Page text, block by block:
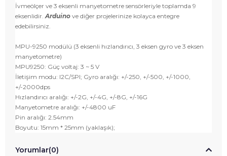
İvmeölçer ve 3 eksenli manyetometre sensörleriyle toplamda 9
eksenlidir. Arduino ve diğer projelerinize kolayca entegre
edebilirsiniz.
MPU-9250 modülü (3 eksenli hızlandırıcı, 3 eksen gyro ve 3 eksen
manyetometre)
MPU9250: Güç voltaj: 3 ~ 5 V
İletişim modu: I2C/SPI; Gyro aralığı: +/-250, +/-500, +/-1000,
+/-2000dps
Hızlandırıcı aralığı: +/-2G, +/-4G, +/-8G, +/-16G
Manyetometre aralığı: +/-4800 uF
Pin aralığı: 2.54mm
Boyutu: 15mm * 25mm (yaklaşık);
Yorumlar(0)